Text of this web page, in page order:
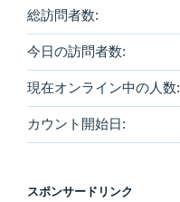
総訪問者数:
今日の訪問者数:
現在オンライン中の人数:
カウント開始日:
スポンサードリンク